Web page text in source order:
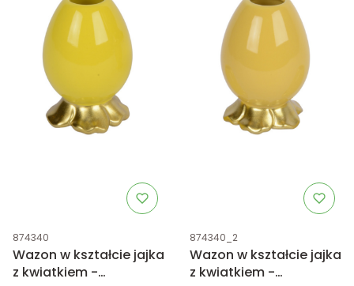
Kod produktu
874340
Wazon w kształcie jajka
z kwiatkiem -
Kod produktu
874340_2
Wazon w kształcie jajka
z kwiatkiem -